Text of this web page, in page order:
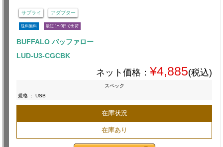
サプライ アダプター
送料無料 最短 1〜3日で出荷
BUFFALO バッファロー
LUD-U3-CGCBK
ネット価格： ¥4,885(税込)
スペック
規格 : USB
在庫状況
在庫あり